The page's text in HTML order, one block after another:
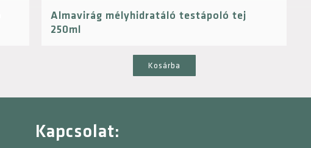
Almavirág mélyhidratáló testápoló tej
250ml
Kosárba
Kapcsolat: